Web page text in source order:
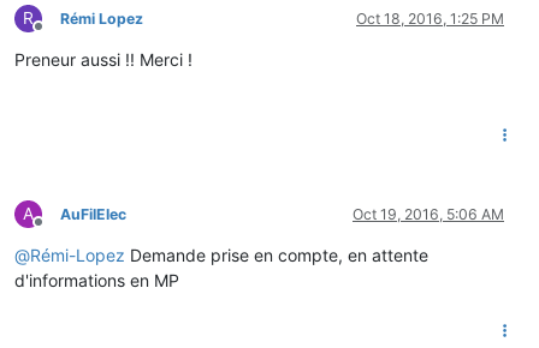
R
Offline
Rémi Lopez Oct 18, 2016, 1:25 PM
Preneur aussi !! Merci !
A
Offline
AuFilElec Oct 19, 2016, 5:06 AM
@Rémi-Lopez Demande prise en compte, en attente
d'informations en MP